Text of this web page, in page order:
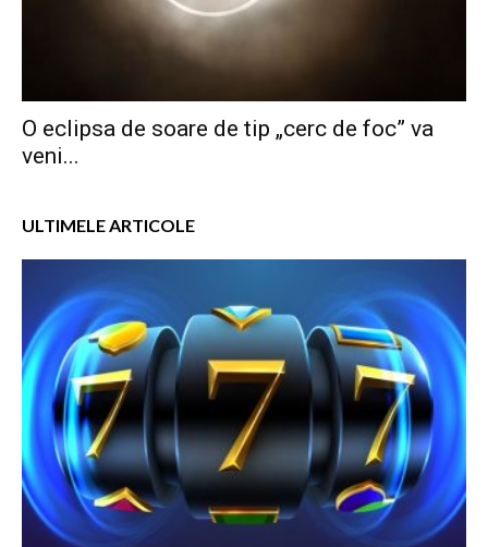
O eclipsa de soare de tip „cerc de foc” va
veni...
ULTIMELE ARTICOLE